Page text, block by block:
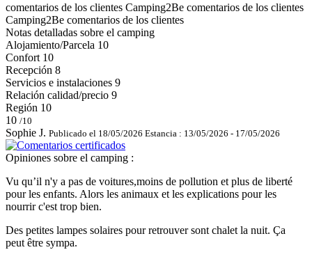
comentarios de los clientes Camping2Be comentarios de los clientes
Camping2Be comentarios de los clientes
Notas detalladas sobre el camping
Alojamiento/Parcela 10
Confort 10
Recepción 8
Servicios e instalaciones 9
Relación calidad/precio 9
Región 10
10 /10
Sophie J. Publicado el 18/05/2026 Estancia : 13/05/2026 - 17/05/2026
Opiniones sobre el camping :
Vu qu’il n'y a pas de voitures,moins de pollution et plus de liberté
pour les enfants. Alors les animaux et les explications pour les
nourrir c'est trop bien.
Des petites lampes solaires pour retrouver sont chalet la nuit. Ça
peut être sympa.